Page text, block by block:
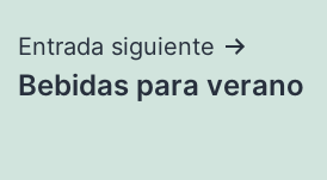
Entrada siguiente
Bebidas para verano